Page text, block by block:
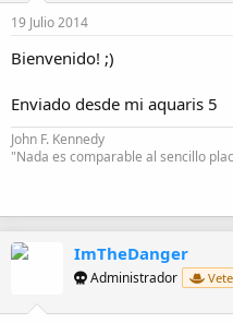
19 Julio 2014
Bienvenido! ;)
Enviado desde mi aquaris 5
John F. Kennedy
"Nada es comparable al sencillo
ImTheDanger
Administrador